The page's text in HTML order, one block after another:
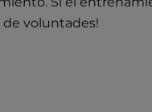
de voluntades!